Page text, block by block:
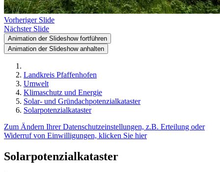
Vorheriger Slide
Nächster Slide
Animation der Slideshow fortführen
Animation der Slideshow anhalten
Landkreis Pfaffenhofen
Umwelt
Klimaschutz und Energie
Solar- und Gründachpotenzialkataster
Solarpotenzialkataster
Zum Ändern Ihrer Datenschutzeinstellungen, z.B. Erteilung oder
Widerruf von Einwilligungen, klicken Sie hier
Solarpotenzialkataster